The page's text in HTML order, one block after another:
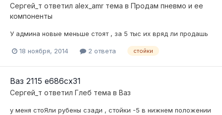
Сергей_т ответил alex_amr тема в Продам пневмо и ее
компоненты
У админа новые меньше стоят , за 5 тыс их вряд ли продашь
18 ноября, 2014 2 ответа стойки
Ваз 2115 е686сх31
Сергей_т ответил Глеб тема в Ваз
у меня стоЯли рубены сзади , стойки -5 в нижнем положении